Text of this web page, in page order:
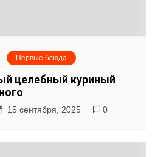
Первые блюда
целебный куриный
15 сентября, 2025 0